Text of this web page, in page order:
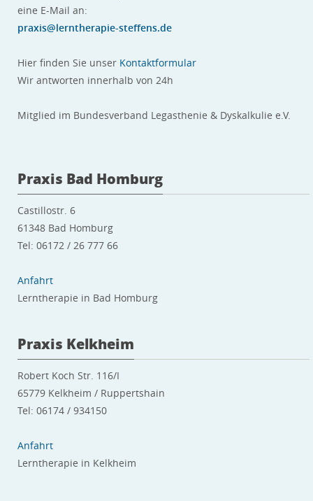
eine E-Mail an:
praxis@lerntherapie-steffens.de
Hier finden Sie unser Kontaktformular
Wir antworten innerhalb von 24h
Mitglied im Bundesverband Legasthenie & Dyskalkulie e.V.
Praxis Bad Homburg
Castillostr. 6
61348 Bad Homburg
Tel: 06172 / 26 777 66
Anfahrt
Lerntherapie in Bad Homburg
Praxis Kelkheim
Robert Koch Str. 116/I
65779 Kelkheim / Ruppertshain
Tel: 06174 / 934150
Anfahrt
Lerntherapie in Kelkheim